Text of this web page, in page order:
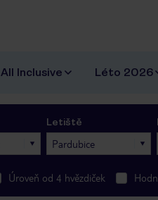
All Inclusive Léto 2026
Letiště
Pardubice
Úroveň od 4 hvězdiček